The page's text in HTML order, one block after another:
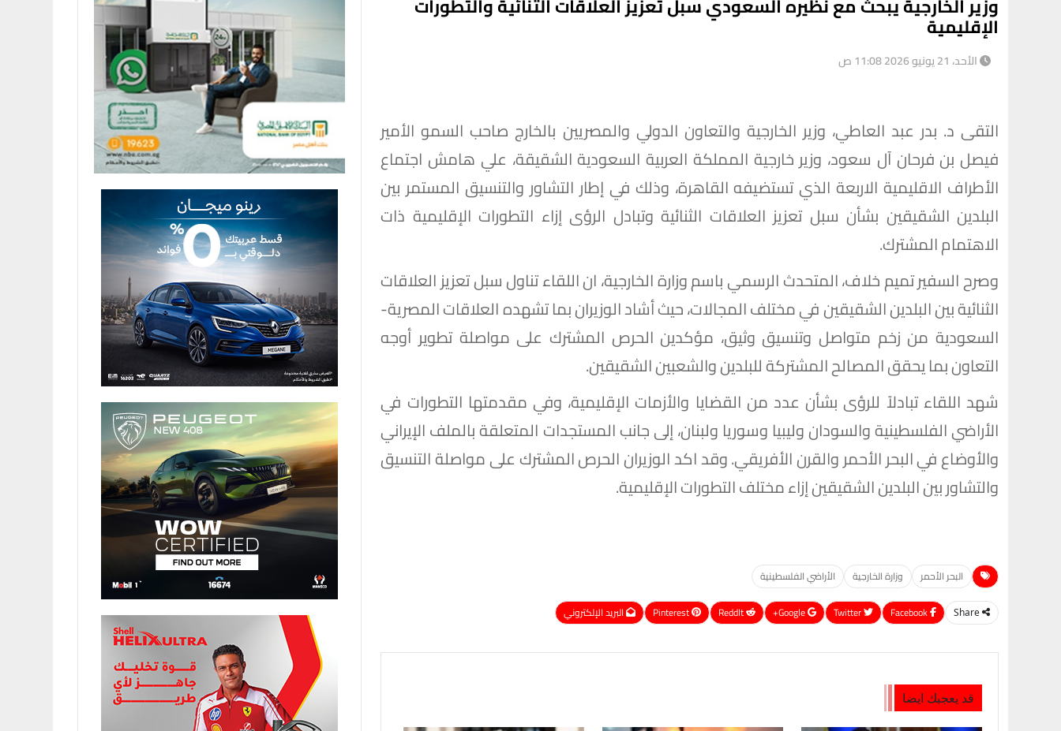
الإقليمية
الأحد، 21 يونيو 2026 11:08 ص
التقى د. بدر عبد العاطي، وزير الخارجية والتعاون الدولي والمصريين بالخارج صاحب السمو الأمير
فيصل بن فرحان آل سعود، وزير خارجية المملكة العربية السعودية الشقيقة، علي هامش اجتماع
الأطراف الاقليمية الاربعة الذي تستضيفه القاهرة، وذلك في إطار التشاور والتنسيق المستمر بين
البلدين الشقيقين بشأن سبل تعزيز العلاقات الثنائية وتبادل الرؤى إزاء التطورات الإقليمية ذات
الاهتمام المشترك.
وصرح السفير تميم خلاف، المتحدث الرسمي باسم وزارة الخارجية، ان اللقاء تناول سبل تعزيز العلاقات
الثنائية بين البلدين الشقيقين في مختلف المجالات، حيث أشاد الوزيران بما تشهده العلاقات المصرية-
السعودية من زخم متواصل وتنسيق وثيق، مؤكدين الحرص المشترك على مواصلة تطوير أوجه
التعاون بما يحقق المصالح المشتركة للبلدين والشعبين الشقيقين.
شهد اللقاء تبادلاً للرؤى بشأن عدد من القضايا والأزمات الإقليمية، وفي مقدمتها التطورات في
الأراضي الفلسطينية والسودان وليبيا وسوريا ولبنان، إلى جانب المستجدات المتعلقة بالملف الإيراني
والأوضاع في البحر الأحمر والقرن الأفريقي. وقد اكد الوزيران الحرص المشترك على مواصلة التنسيق
والتشاور بين البلدين الشقيقين إزاء مختلف التطورات الإقليمية.
البحر الأحمر وزارة الخارجية الأراضي الفلسطينية
Share
Google+
ReddIt
Pinterest البريد الإلكتروني
قد يعجبك ايضا